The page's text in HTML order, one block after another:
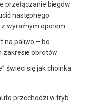
przełączanie biegów
następnego
z wyraźnym oporem
na paliwo – bo
zakresie obrotów
świeci się jak choinka
przechodzi w tryb